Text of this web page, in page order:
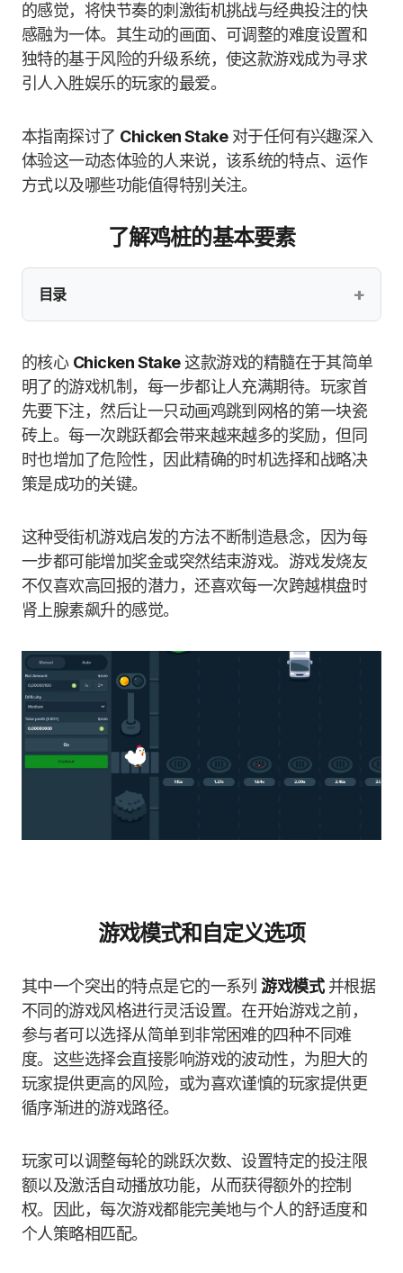
的感觉，将快节奏的刺激街机挑战与经典投注的快
感融为一体。其生动的画面、可调整的难度设置和
独特的基于风险的升级系统，使这款游戏成为寻求
引人入胜娱乐的玩家的最爱。
本指南探讨了 Chicken Stake对于任何有兴趣深入
体验这一动态体验的人来说，该系统的特点、运作
方式以及哪些功能值得特别关注。
了解鸡桩的基本要素
目录
的核心 Chicken Stake这款游戏的精髓在于其简单
明了的游戏机制，每一步都让人充满期待。玩家首
先要下注，然后让一只动画鸡跳到网格的第一块瓷
砖上。每一次跳跃都会带来越来越多的奖励，但同
时也增加了危险性，因此精确的时机选择和战略决
策是成功的关键。
这种受街机游戏启发的方法不断制造悬念，因为每
一步都可能增加奖金或突然结束游戏。游戏发烧友
不仅喜欢高回报的潜力，还喜欢每一次跨越棋盘时
肾上腺素飙升的感觉。
游戏模式和自定义选项
其中一个突出的特点是它的一系列游戏模式并根据
不同的游戏风格进行灵活设置。在开始游戏之前，
参与者可以选择从简单到非常困难的四种不同难
度。这些选择会直接影响游戏的波动性，为胆大的
玩家提供更高的风险，或为喜欢谨慎的玩家提供更
循序渐进的游戏路径。
玩家可以调整每轮的跳跃次数、设置特定的投注限
额以及激活自动播放功能，从而获得额外的控制
权。因此，每次游戏都能完美地与个人的舒适度和
个人策略相匹配。